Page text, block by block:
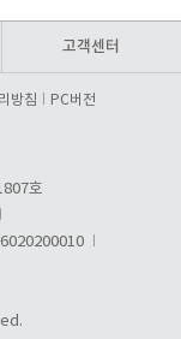
고객센터
방침 PC버전
호